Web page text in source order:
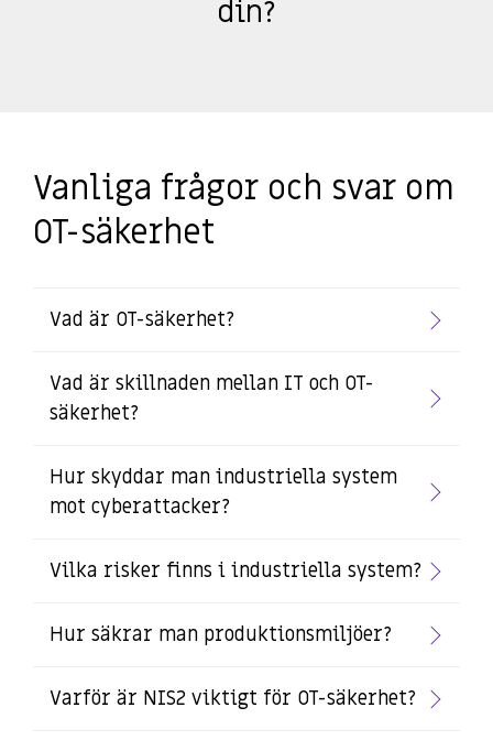
din?
Vanliga frågor och svar om
OT-säkerhet
Vad är OT-säkerhet?
Vad är skillnaden mellan IT och OT-
säkerhet?
Hur skyddar man industriella system
mot cyberattacker?
Vilka risker finns i industriella system?
Hur säkrar man produktionsmiljöer?
Varför är NIS2 viktigt för OT-säkerhet?